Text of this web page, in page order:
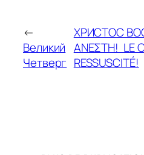
←
Великий
Четверг
ХРИСТОС
ΑΝΕΣΤΗ! LE
RESSUSCITÉ!